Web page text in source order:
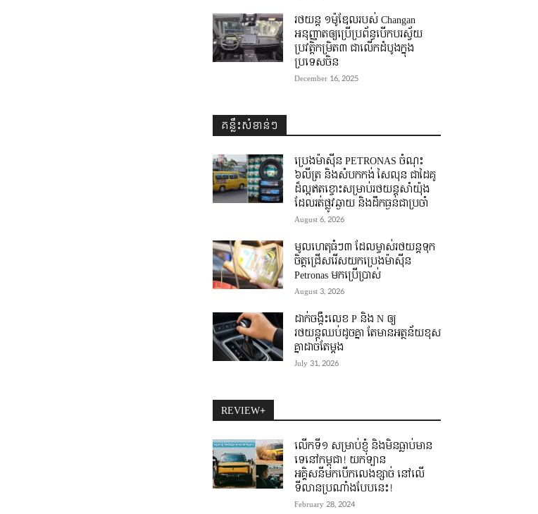
រថយន្ត ១ម៉ូឌែលរបស់ Changan
អនុញ្ញាតឲ្យប្រើប្រព័ន្ធបើកបរស្វ័យ
ប្រវត្តិកម្រិត៣ ជាលើកដំបូងក្នុង
ប្រទេសចិន
December 16, 2025
គន្លឹះសំខាន់ៗ
ប្រេងម៉ាស៊ីន PETRONAS ចំណុះ
៦លីត្រ និងសំបកកង់ សៃលុន ជាដៃគូ
ដ៏ល្អឥតខ្ចោះសម្រាប់រថយន្តសាំយ៉ុង
ដែលរត់ផ្លូវឆ្ងាយ និងដឹកធ្ងន់ជាប្រចាំ
August 6, 2026
មូលហេតុធំៗ៣ ដែលម្ចាស់រថយន្តទុក
ចិត្តជ្រើសរើសយកប្រេងម៉ាស៊ីន
Petronas មកប្រើប្រាស់
August 3, 2026
ដាក់ចង្កឹះលេខ P និង N ឲ្យ
រថយន្តឈប់ដូចគ្នា តែមានអត្ថន័យខុស
គ្នាដាច់តែម្តង
July 31, 2026
REVIEW+
លើកទី១ សម្រាប់ខ្ញុំ និងមិនធ្លាប់មាន
ទេនៅកម្ពុជា! យកឡាន
អគ្គិសនីមកបើកលេងខ្សាច់ នៅលើ
ទីលានប្រណាំងបែបនេះ!
February 28, 2024